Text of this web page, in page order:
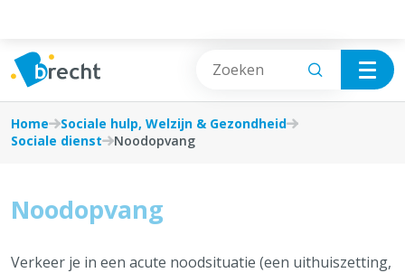
Afval, Natuur & Milieu
Home
Sociale hulp, Welzijn & Gezondheid
Sociale dienst
Noodopvang
Noodopvang
Verkeer je in een acute noodsituatie (een uithuiszetting,